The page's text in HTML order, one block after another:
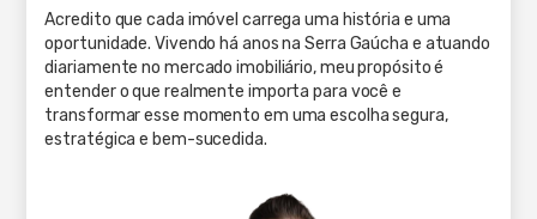
Acredito que cada imóvel carrega uma história e uma
oportunidade. Vivendo há anos na Serra Gaúcha e atuando
diariamente no mercado imobiliário, meu propósito é
entender o que realmente importa para você e
transformar esse momento em uma escolha segura,
estratégica e bem-sucedida.